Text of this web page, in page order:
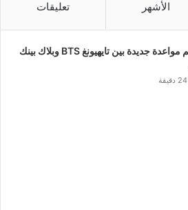
الأشهر تعليقات
مزاعم مواعدة جديدة بين تايهيونغ BTS وبلاك بينك